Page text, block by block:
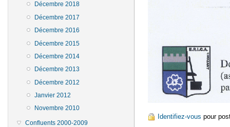
Décembre 2018
Décembre 2017
Décembre 2016
Décembre 2015
Décembre 2014
Décembre 2013
Décembre 2012
Janvier 2012
Novembre 2010
Confluents 2000-2009
Identifiez-vous pour